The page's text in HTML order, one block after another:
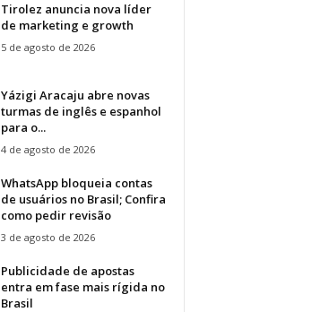
Tirolez anuncia nova líder
de marketing e growth
5 de agosto de 2026
Yázigi Aracaju abre novas
turmas de inglês e espanhol
para o...
4 de agosto de 2026
WhatsApp bloqueia contas
de usuários no Brasil; Confira
como pedir revisão
3 de agosto de 2026
Publicidade de apostas
entra em fase mais rígida no
Brasil